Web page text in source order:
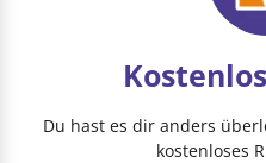
Du hast es dir anders
kostenloses